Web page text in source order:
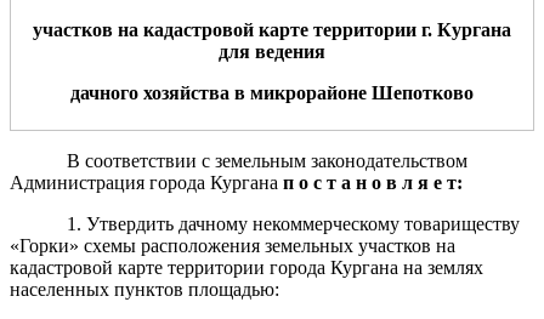
участков на кадастровой карте территории г. Кургана
для ведения
дачного хозяйства в микрорайоне Шепотково
В соответствии с земельным законодательством
Администрация города Кургана п о с т а н о в л я е т:
1. Утвердить дачному некоммерческому товариществу
«Горки» схемы расположения земельных участков на
кадастровой карте территории города Кургана на землях
населенных пунктов площадью: